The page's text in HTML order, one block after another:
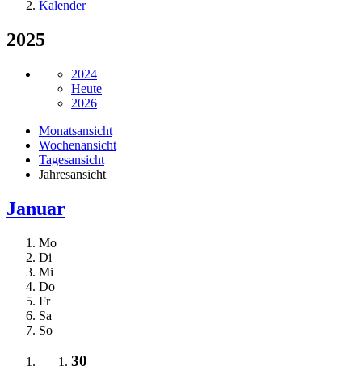
Kalender
2025
2024
Heute
2026
Monatsansicht
Wochenansicht
Tagesansicht
Jahresansicht
Januar
Mo
Di
Mi
Do
Fr
Sa
So
30